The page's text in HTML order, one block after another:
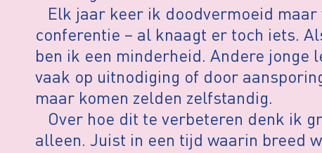
Elk jaar keer ik doodvermoeid
conferentie – al knaagt er toch iets.
ben ik een minderheid. Andere jonge
vaak op uitnodiging of door
maar komen zelden zelfstandig.
Over hoe dit te verbeteren denk ik
alleen. Juist in een tijd waarin breed